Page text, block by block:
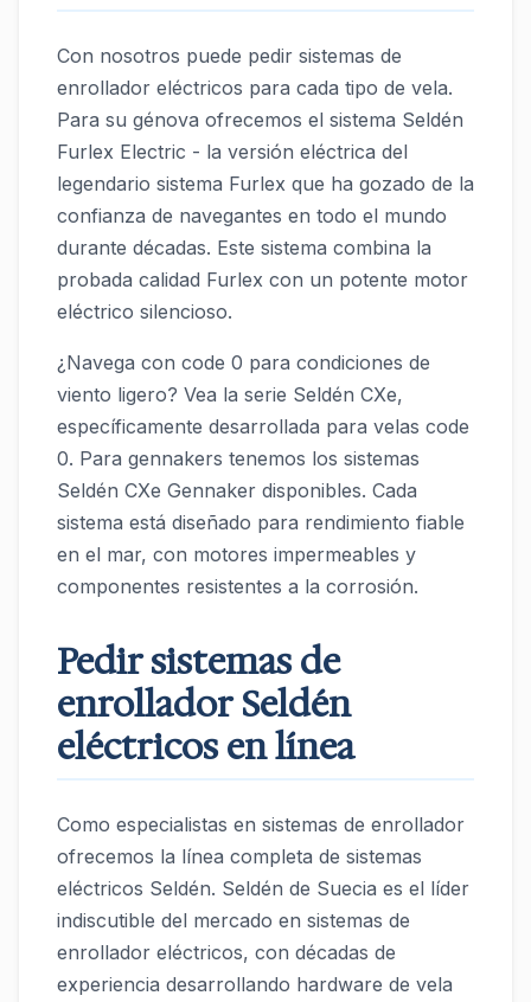
Con nosotros puede pedir sistemas de
enrollador eléctricos para cada tipo de vela.
Para su génova ofrecemos el sistema Seldén
Furlex Electric - la versión eléctrica del
legendario sistema Furlex que ha gozado de la
confianza de navegantes en todo el mundo
durante décadas. Este sistema combina la
probada calidad Furlex con un potente motor
eléctrico silencioso.
¿Navega con code 0 para condiciones de
viento ligero? Vea la serie Seldén CXe,
específicamente desarrollada para velas code
0. Para gennakers tenemos los sistemas
Seldén CXe Gennaker disponibles. Cada
sistema está diseñado para rendimiento fiable
en el mar, con motores impermeables y
componentes resistentes a la corrosión.
Pedir sistemas de
enrollador Seldén
eléctricos en línea
Como especialistas en sistemas de enrollador
ofrecemos la línea completa de sistemas
eléctricos Seldén. Seldén de Suecia es el líder
indiscutible del mercado en sistemas de
enrollador eléctricos, con décadas de
experiencia desarrollando hardware de vela